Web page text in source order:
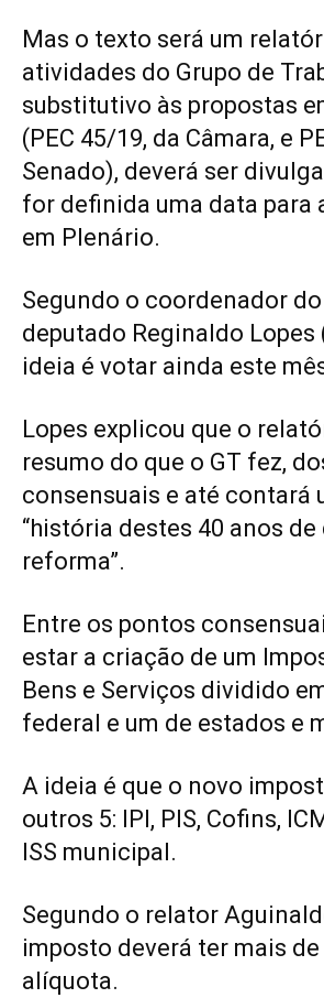
Mas o texto será um
atividades do Grupo de
substitutivo às propostas
(PEC 45/19, da Câmara, e
Senado), deverá ser
for definida uma data para
em Plenário.
Segundo o coordenador do
deputado Reginaldo Lopes
ideia é votar ainda este
Lopes explicou que o
resumo do que o GT fez,
consensuais e até contará
“história destes 40 anos
reforma”.
Entre os pontos
estar a criação de um
Bens e Serviços dividido
federal e um de estados e
A ideia é que o novo
outros 5: IPI, PIS, Cofins,
ISS municipal.
Segundo o relator
imposto deverá ter mais de
alíquota.